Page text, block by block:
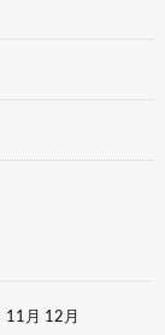
11月 12月